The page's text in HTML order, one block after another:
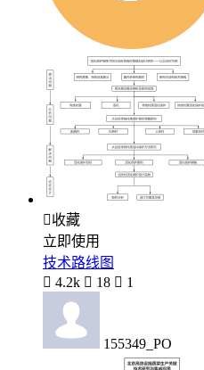
收藏
立即使用
技术路线图
 4.2k  18  1
155349_PO